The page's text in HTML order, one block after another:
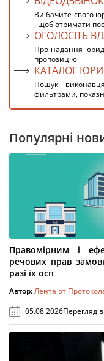
Ви бачите свого
, щоб отримати
ОГОЛОСІТЬ
Про надання
пропозицію
КАТАЛОГ
Пошук
фильтрами,
Популярні
Правомірним і
речових прав
разі їх осп
Автор:Лента от
05.08.2026